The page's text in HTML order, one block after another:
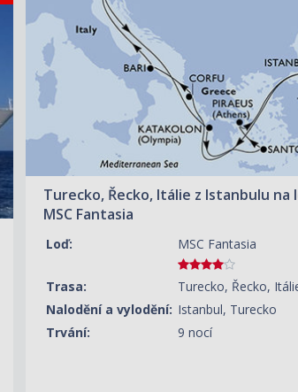
Turecko, Řecko, Itálie z Istanbulu na
MSC Fantasia
Loď: MSC Fantasia
Trasa:
Turecko, Řecko,
Nalodění a vylodění: Istanbul, Turecko
Trvání:
9 nocí
15.08.2026 –